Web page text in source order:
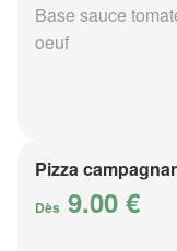
Base sauce
oeuf
Pizza
Dès 9.00 €